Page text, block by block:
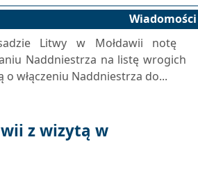
Wiadomości
Litwy w Mołdawii notę
Naddniestrza na listę wrogich
włączeniu Naddniestrza do...
z wizytą w